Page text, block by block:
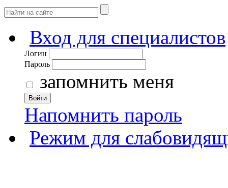
Вход для специалистов
Логин
Пароль
запомнить меня
Войти
Напомнить пароль
Режим для